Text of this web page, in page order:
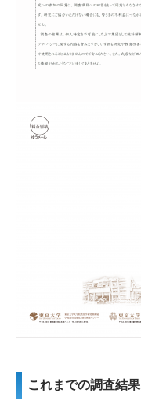
これまでの調査結果